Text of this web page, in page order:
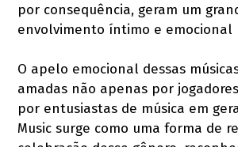
por consequência, geram um
envolvimento íntimo e emocional
O apelo emocional dessas
amadas não apenas por
por entusiastas de música em
Music surge como uma forma de